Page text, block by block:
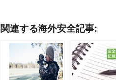
関連する海外安全記事: